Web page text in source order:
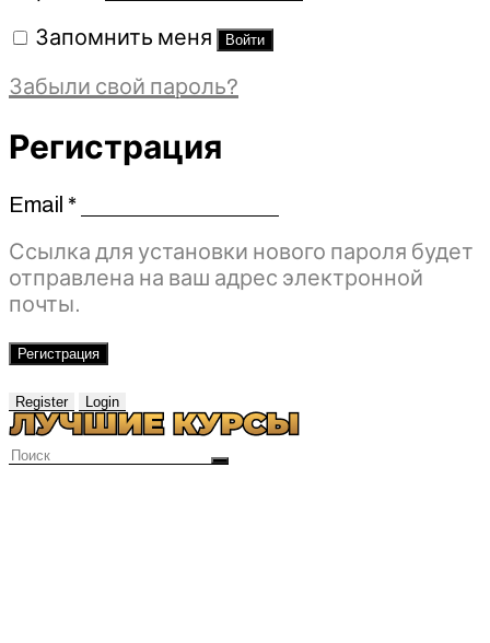
Запомнить меня Войти
Забыли свой пароль?
Регистрация
Email *Обязательно
Ссылка для установки нового пароля будет
отправлена ​​на ваш адрес электронной
почты.
Регистрация
Register Login